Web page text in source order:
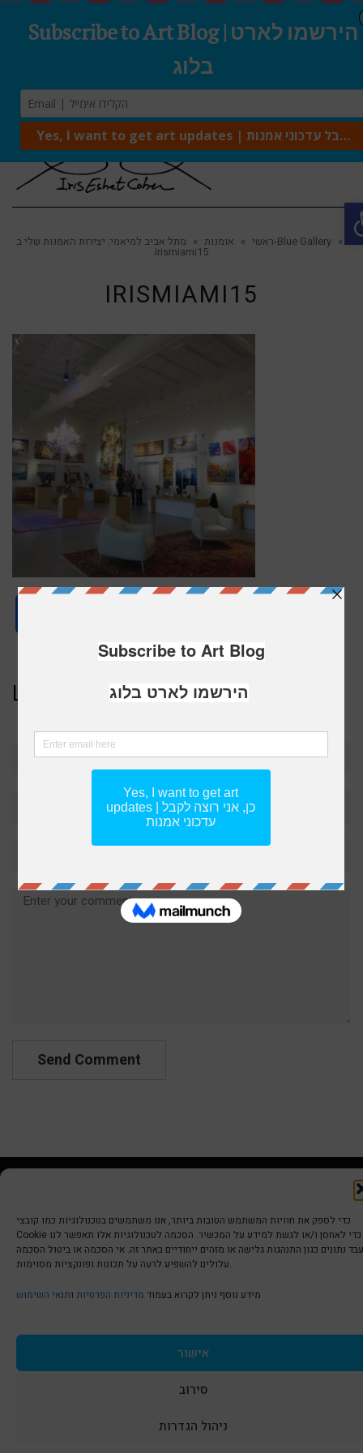
כדי לספק את חוויות המשתמש הטובות ביותר, אנו משתמשים בטכנולוגיות כמו קובצי
Cookie כדי לאחסן ו/או לגשת למידע על המכשיר. הסכמה לטכנולוגיות אלו תאפשר לנו
נתונים כגון התנהגות גלישה או מזהים ייחודיים באתר זה. אי הסכמה או ביטול הסכמה
עלולים להשפיע לרעה על תכונות ופונקציות מסוימות.
מידע נוסף ניתן לקרוא בעמוד מדיניות הפרטיות ותנאי השימוש
אישור
סירוב
ניהול הגדרות
ראשי » אומנות » מתל אביב למיאמי: יצירות האמנות שלי ב-Blue Gallery »
irismiami15
IRISMIAMI15
LEAVE A REPLY
Name*
Comment
מדיניות פרטיות | Privacy Policy
© כל הזכויות שמורות לאיריס עשת כהן-גלריה לאמנות